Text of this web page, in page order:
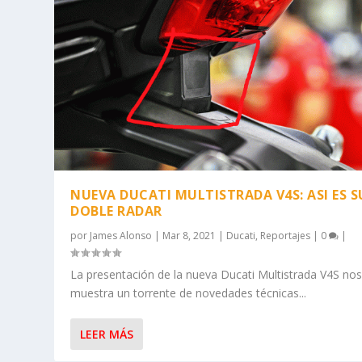
NUEVA DUCATI MULTISTRADA V4S: ASI ES
DOBLE RADAR
por James Alonso | Mar 8, 2021 | Ducati, Reportajes | 0 |
La presentación de la nueva Ducati Multistrada V4S nos
muestra un torrente de novedades técnicas...
LEER MÁS